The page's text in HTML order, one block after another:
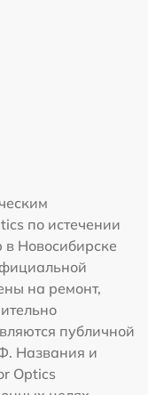
по истечении
Новосибирске
на ремонт,
публичной
Названия и
Optics